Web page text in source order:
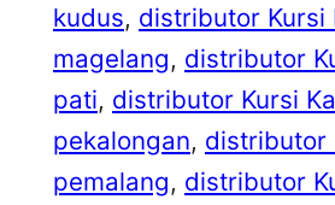
kudus, distributor Kursi
magelang, distributor
pati, distributor Kursi
pekalongan, distributor
pemalang, distributor